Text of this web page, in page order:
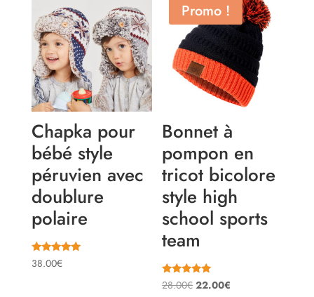
Chapka pour
bébé style
péruvien avec
doublure
polaire
Note
5.00
38.00€
Promo !
Bonnet à
pompon en
tricot bicolore
style high
school sports
team
Note
4.75
28.00€ Le
22.00€